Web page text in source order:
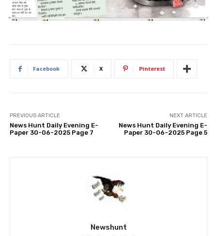
Facebook X Pinterest
PREVIOUS ARTICLE
News Hunt Daily Evening E-
Paper 30-06-2025 Page 7
NEXT ARTICLE
News Hunt Daily Evening E-
Paper 30-06-2025 Page 5
Newshunt